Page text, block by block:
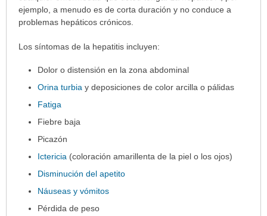
ejemplo, a menudo es de corta duración y no conduce a
problemas hepáticos crónicos.
Los síntomas de la hepatitis incluyen:
Dolor o distensión en la zona abdominal
Orina turbia y deposiciones de color arcilla o pálidas
Fatiga
Fiebre baja
Picazón
Ictericia (coloración amarillenta de la piel o los ojos)
Disminución del apetito
Náuseas y vómitos
Pérdida de peso